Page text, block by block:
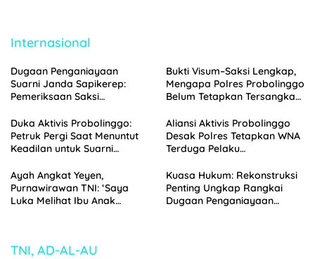
Internasional
Dugaan Penganiayaan
Suarni Janda Sapikerep:
Pemeriksaan Saksi
Probolinggo Segera Gelar
Perkara
Bukti Visum–Saksi Lengkap,
Mengapa Polres Probolinggo
Belum Tetapkan Tersangka
Duka Aktivis Probolinggo:
Petruk Pergi Saat Menuntut
Keadilan untuk Suarni
Aliansi Aktivis Probolinggo
Desak Polres Tetapkan WNA
Terduga Pelaku
sebagai Tersangka
Ayah Angkat Yeyen,
Purnawirawan TNI: ‘Saya
Luka Melihat Ibu Anak
Kuasa Hukum: Rekonstruksi
Penting Ungkap Rangkai
Dugaan Penganiayaan
TNI, AD-AL-AU